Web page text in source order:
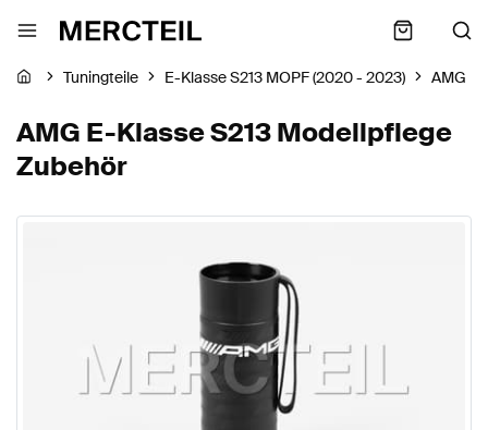
Tuningteile E-Klasse S213 MOPF (2020 - 2023) AMG
AMG E-Klasse S213 Modellpflege
Zubehör